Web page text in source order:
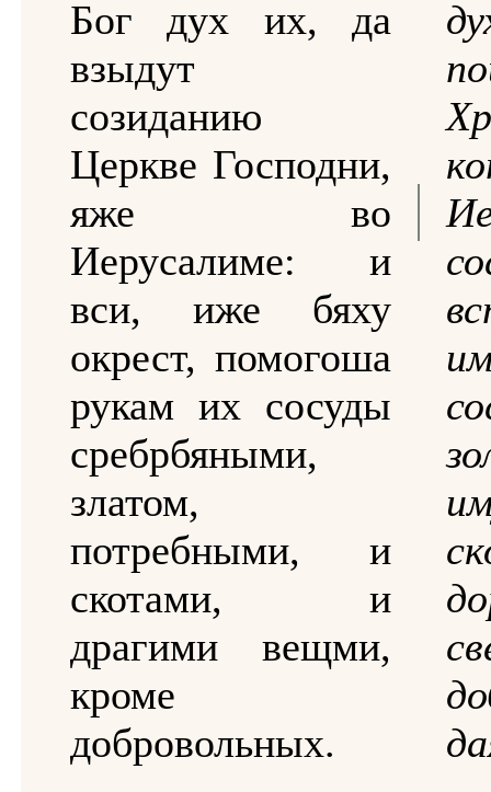
Бог дух их, да
взыдут
созиданию
Церкве Господни,
яже во
Иерусалиме: и
вси, иже бяху
окрест, помогоша
рукам их сосуды
сребрбяными,
златом,
потребными, и
скотами, и
драгими вещми,
кроме
добровольных.